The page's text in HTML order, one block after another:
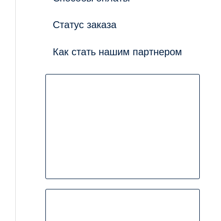
Статус заказа
Как стать нашим партнером